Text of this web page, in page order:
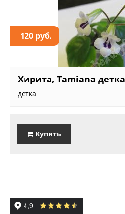
120 руб.
Хирита, Tamiana детка
детка
Купить